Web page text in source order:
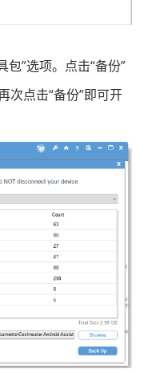
包”选项。点击“备份”
次点击“备份”即可开